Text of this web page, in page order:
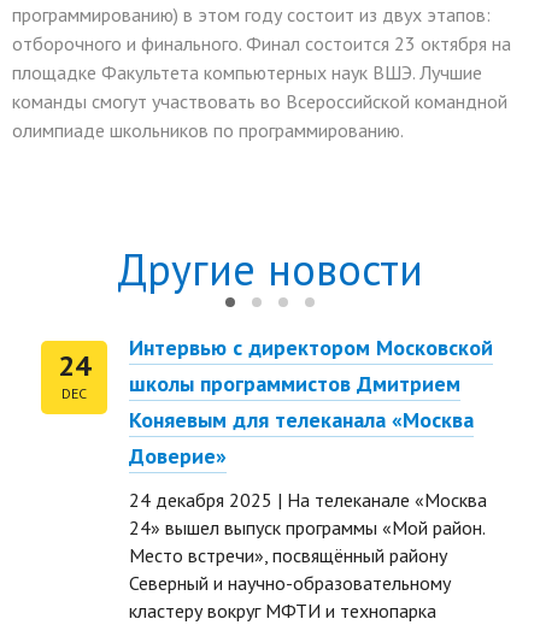
программированию) в этом году состоит из двух этапов:
отборочного и финального. Финал состоится 23 октября на
площадке Факультета компьютерных наук ВШЭ. Лучшие
команды смогут участвовать во Всероссийской командной
олимпиаде школьников по программированию.
Другие новости
24
DEC
Интервью с директором Московской
школы программистов Дмитрием
Коняевым для телеканала «Москва
Доверие»
24 декабря 2025 | На телеканале «Москва
24» вышел выпуск программы «Мой район.
Место встречи», посвящённый району
Северный и научно-образовательному
кластеру вокруг МФТИ и технопарка
размер текста